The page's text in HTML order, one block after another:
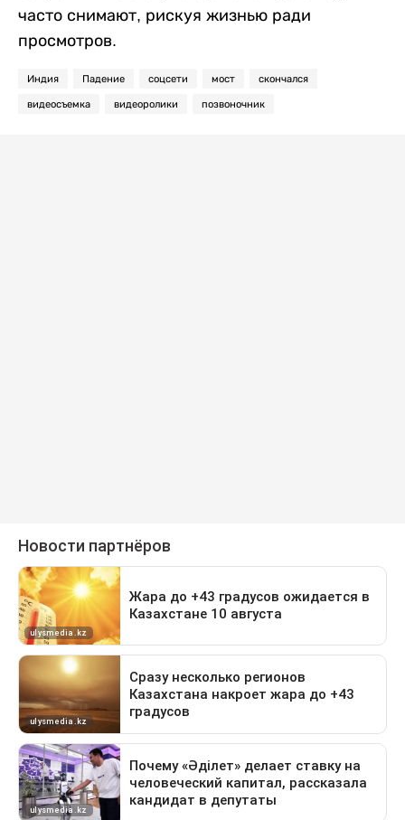
часто снимают, рискуя жизнью ради
просмотров.
Индия Падение соцсети мост скончался
видеосъемка видеоролики позвоночник